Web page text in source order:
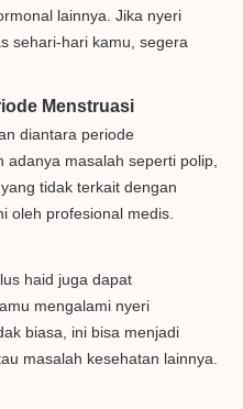
lainnya. Jika nyeri
sehari-hari kamu, segera
Menstruasi
diantara periode
adanya masalah seperti polip,
tidak terkait dengan
oleh profesional medis.
haid juga dapat
mengalami nyeri
biasa, ini bisa menjadi
masalah kesehatan lainnya.